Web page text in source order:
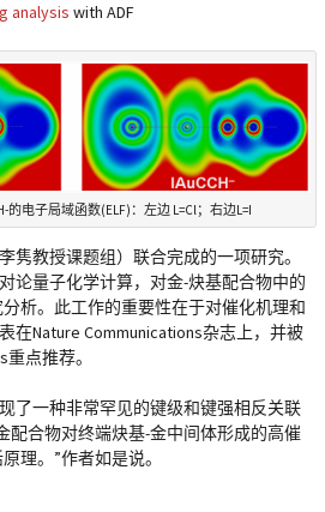
analysis with ADF
的电子局域函数(ELF)：左边 L=Cl；右边L=I
隽教授课题组）联合完成的一项研究。
论量子化学计算，对金-炔基配合物中的
析。此工作的重要性在于对催化机理和
在Nature Communications杂志上，并被
点推荐。
了一种非常罕见的键级和键强相反关联
配合物对终端炔基-金中间体形成的高催
理。”作者如是说。